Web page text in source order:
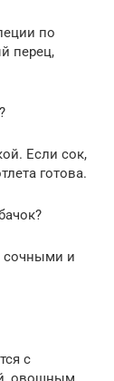
по
перец,
Если сок,
готова.
сочными и
с